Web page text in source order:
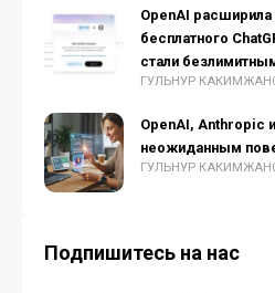
OpenAI
бесплатного
стали
ГУЛЬНУР
OpenAI, Anthropic
неожиданным
ГУЛЬНУР
Подпишитесь на нас